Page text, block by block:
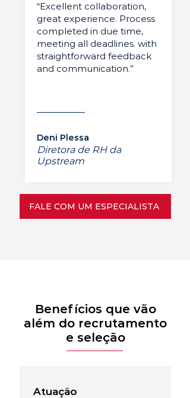
“Excellent collaboration,
great experience. Process
completed in due time,
meeting all deadlines. with
straightforward feedback
and communication.”
Deni Plessa
Diretora de RH da
Upstream
FALE COM UM ESPECIALISTA
Benefícios que vão
além do recrutamento
e seleção
Atuação